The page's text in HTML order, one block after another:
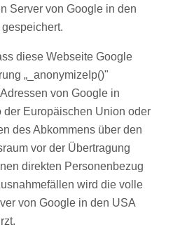
Server von Google in den
diese Webseite Google
„_anonymizeIp()"
von Google in
der Europäischen Union oder
des Abkommens über den
vor der Übertragung
direkten Personenbezug
wird die volle
von Google in den USA